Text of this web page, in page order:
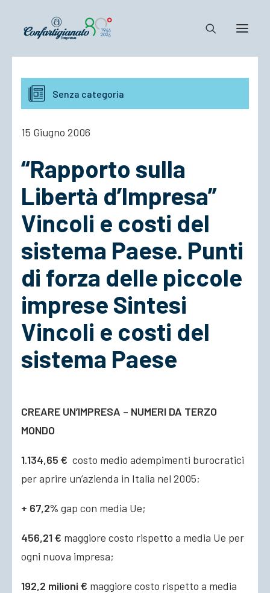
Notizie e Documenti
Confartigianato
Cosa Facciamo
ACCEDI
Senza categoria
15 Giugno 2006
“Rapporto sulla
Libertà d’Impresa”
Vincoli e costi del
sistema Paese. Punti
di forza delle piccole
imprese Sintesi
Vincoli e costi del
sistema Paese
CREARE UN’IMPRESA – NUMERI DA TERZO
MONDO
1.134,65 € costo medio adempimenti burocratici
per aprire un’azienda in Italia nel 2005;
+ 67,2% gap con media Ue;
456,21 € maggiore costo rispetto a media Ue per
ogni nuova impresa;
192,2 milioni € maggiore costo rispetto a media